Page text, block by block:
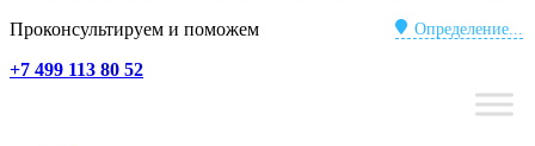
Определение...
Проконсультируем и поможем
+7 499 113 80 52